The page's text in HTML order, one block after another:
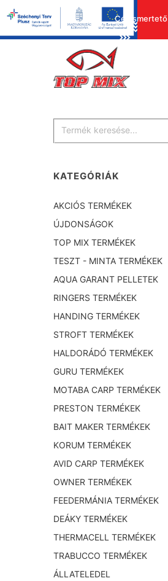
Cégismertető
KATEGÓRIÁK
AKCIÓS TERMÉKEK
ÚJDONSÁGOK
TOP MIX TERMÉKEK
TESZT - MINTA TERMÉKEK
AQUA GARANT PELLETEK
RINGERS TERMÉKEK
HANDING TERMÉKEK
STROFT TERMÉKEK
HALDORÁDÓ TERMÉKEK
GURU TERMÉKEK
MOTABA CARP TERMÉKEK
PRESTON TERMÉKEK
BAIT MAKER TERMÉKEK
KORUM TERMÉKEK
AVID CARP TERMÉKEK
OWNER TERMÉKEK
FEEDERMÁNIA TERMÉKEK
DEÁKY TERMÉKEK
THERMACELL TERMÉKEK
TRABUCCO TERMÉKEK
ÁLLATELEDEL